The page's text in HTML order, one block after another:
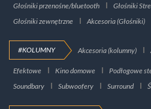
Głośniki przenośne/bluetooth
Głośniki
Głośniki zewnętrzne
Akcesoria (Głośniki)
#KOLUMNY Akcesoria (kolumny)
Efektowe Kino domowe Podłogowe
Soundbary
Subwoofery Surround